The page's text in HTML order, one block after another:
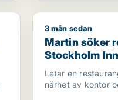
i Stockholm
Martin söker
3 mån sedan
Martin söker
Stockholm
Letar en
närhet av kontor